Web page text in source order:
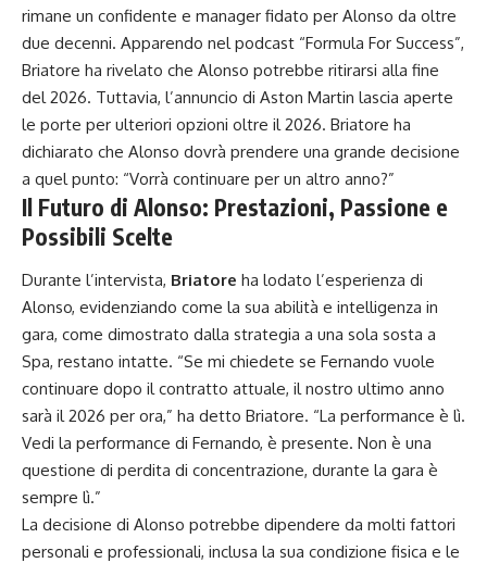
rimane un confidente e manager fidato per Alonso da oltre
due decenni. Apparendo nel podcast “Formula For Success”,
Briatore ha rivelato che Alonso potrebbe ritirarsi alla fine
del 2026. Tuttavia, l’annuncio di Aston Martin lascia aperte
le porte per ulteriori opzioni oltre il 2026. Briatore ha
dichiarato che Alonso dovrà prendere una grande decisione
a quel punto: “Vorrà continuare per un altro anno?”
Il Futuro di Alonso: Prestazioni, Passione e
Possibili Scelte
Durante l’intervista, Briatore ha lodato l’esperienza di
Alonso, evidenziando come la sua abilità e intelligenza in
gara, come dimostrato dalla strategia a una sola sosta a
Spa, restano intatte. “Se mi chiedete se Fernando vuole
continuare dopo il contratto attuale, il nostro ultimo anno
sarà il 2026 per ora,” ha detto Briatore. “La performance è lì.
Vedi la performance di Fernando, è presente. Non è una
questione di perdita di concentrazione, durante la gara è
sempre lì.”
La decisione di Alonso potrebbe dipendere da molti fattori
personali e professionali, inclusa la sua condizione fisica e le